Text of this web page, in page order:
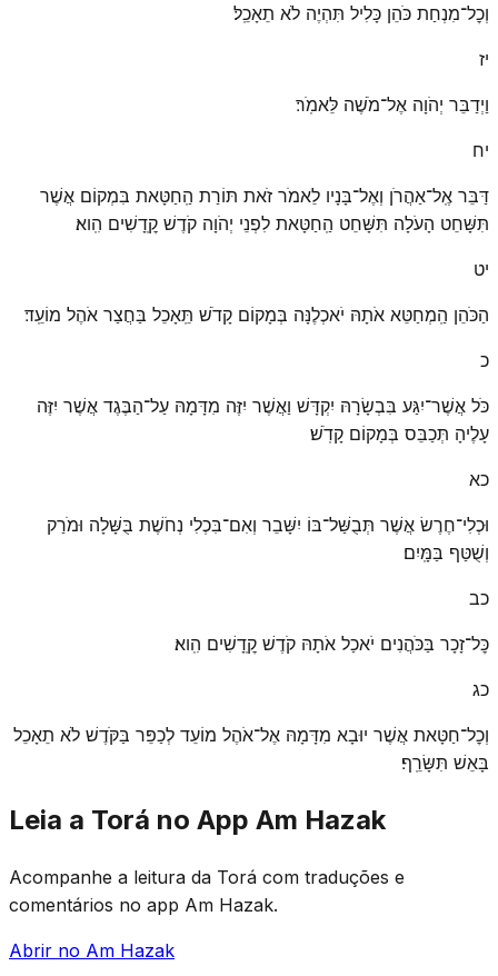
וְכׇל־מִנְחַת כֹּהֵן כָּלִיל תִּהְיֶה לֹא תֵאָכֵֽל׃
יז
וַיְדַבֵּר יְהֹוָה אֶל־מֹשֶׁה לֵּאמֹֽר׃
יח
דַּבֵּר אֶֽל־אַהֲרֹן וְאֶל־בָּנָיו לֵאמֹר זֹאת תּוֹרַת הַֽחַטָּאת בִּמְקוֹם אֲשֶׁר
תִּשָּׁחֵט הָעֹלָה תִּשָּׁחֵט הַֽחַטָּאת לִפְנֵי יְהֹוָה קֹדֶשׁ קׇֽדָשִׁים הִֽוא׃
יט
הַכֹּהֵן הַֽמְחַטֵּא אֹתָהּ יֹאכְלֶנָּה בְּמָקוֹם קָדֹשׁ תֵּֽאָכֵל בַּחֲצַר אֹהֶל מוֹעֵֽד׃
כ
כֹּל אֲשֶׁר־יִגַּע בִּבְשָׂרָהּ יִקְדָּשׁ וַאֲשֶׁר יִזֶּה מִדָּמָהּ עַל־הַבֶּגֶד אֲשֶׁר יִזֶּה
עָלֶיהָ תְּכַבֵּס בְּמָקוֹם קָדֹֽשׁ׃
כא
וּכְלִי־חֶרֶשׂ אֲשֶׁר תְּבֻשַּׁל־בּוֹ יִשָּׁבֵר וְאִם־בִּכְלִי נְחֹשֶׁת בֻּשָּׁלָה וּמֹרַק
וְשֻׁטַּף בַּמָּֽיִם׃
כב
כׇּל־זָכָר בַּכֹּהֲנִים יֹאכַל אֹתָהּ קֹדֶשׁ קׇֽדָשִׁים הִֽוא׃
כג
וְכׇל־חַטָּאת אֲשֶׁר יוּבָא מִדָּמָהּ אֶל־אֹהֶל מוֹעֵד לְכַפֵּר בַּקֹּדֶשׁ לֹא תֵאָכֵל
בָּאֵשׁ תִּשָּׂרֵֽף׃
Leia a Torá no App Am Hazak
Acompanhe a leitura da Torá com traduções e
comentários no app Am Hazak.
Abrir no Am Hazak